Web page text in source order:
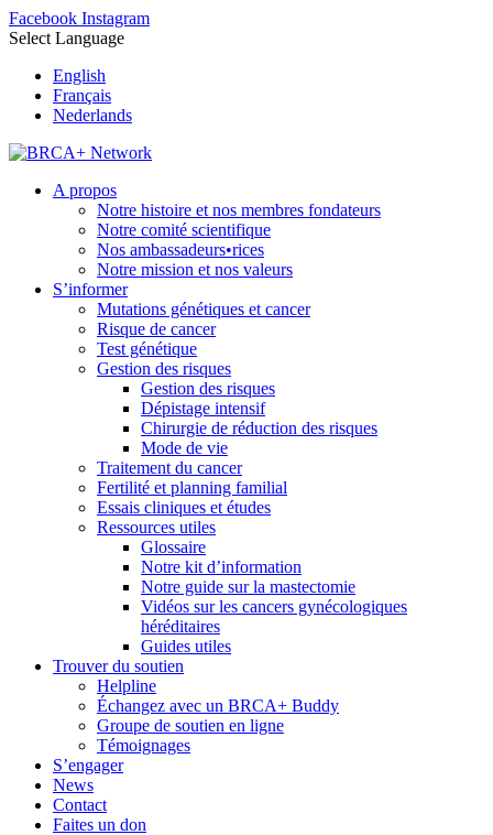
Facebook Instagram
Select Language
English
Français
Nederlands
A propos
Notre histoire et nos membres fondateurs
Notre comité scientifique
Nos ambassadeurs•rices
Notre mission et nos valeurs
S’informer
Mutations génétiques et cancer
Risque de cancer
Test génétique
Gestion des risques
Gestion des risques
Dépistage intensif
Chirurgie de réduction des risques
Mode de vie
Traitement du cancer
Fertilité et planning familial
Essais cliniques et études
Ressources utiles
Glossaire
Notre kit d’information
Notre guide sur la mastectomie
Vidéos sur les cancers gynécologiques
héréditaires
Guides utiles
Trouver du soutien
Helpline
Échangez avec un BRCA+ Buddy
Groupe de soutien en ligne
Témoignages
S’engager
News
Contact
Faites un don